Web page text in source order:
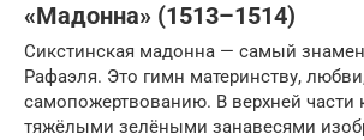
«Мадонна» (1513–1514)
Сикстинская мадонна — самый
Рафаэля. Это гимн материнству,
самопожертвованию. В верхней части
тяжёлыми зелёными занавесями